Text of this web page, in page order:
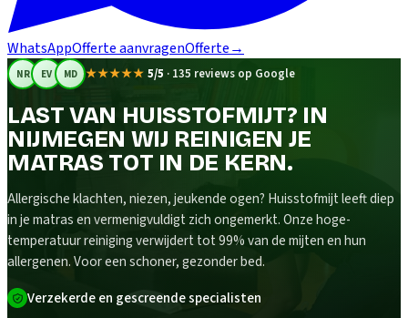
WhatsAppOfferte aanvragenOfferte→
NR EV MD ★★★★★ 5/5 · 135 reviews op Google
LAST VAN HUISSTOFMIJT? IN
NIJMEGEN WIJ REINIGEN JE
MATRAS TOT IN DE KERN.
Allergische klachten, niezen, jeukende ogen? Huisstofmijt leeft diep
in je matras en vermenigvuldigt zich ongemerkt. Onze hoge-
temperatuur reiniging verwijdert tot 99% van de mijten en hun
allergenen. Voor een schoner, gezonder bed.
Verzekerde en gescreende specialisten